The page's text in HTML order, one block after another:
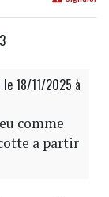
le 18/11/2025 à
comme
a partir